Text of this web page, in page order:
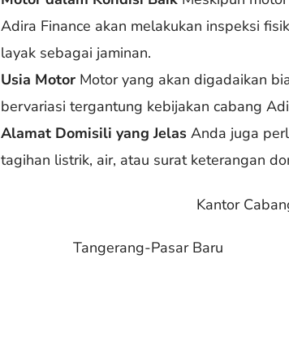
Adira Finance akan melakukan inspeksi
layak sebagai jaminan.
Usia Motor Motor yang akan digadaikan
bervariasi tergantung kebijakan cabang
Alamat Domisili yang Jelas Anda juga
tagihan listrik, air, atau surat keterangan
Kantor
Tangerang-Pasar Baru